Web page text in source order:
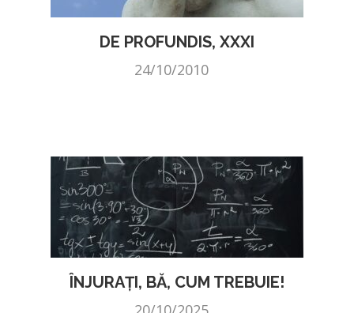
DE PROFUNDIS, XXXI
24/10/2010
ÎNJURAȚI, BĂ, CUM TREBUIE!